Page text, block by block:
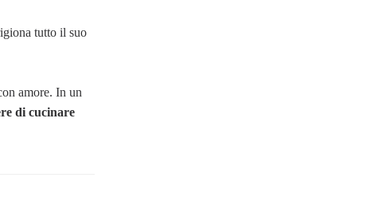
tutto il suo
amore. In un
di cucinare